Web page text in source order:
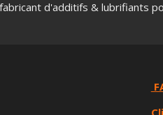
d'additifs & lubrifiants